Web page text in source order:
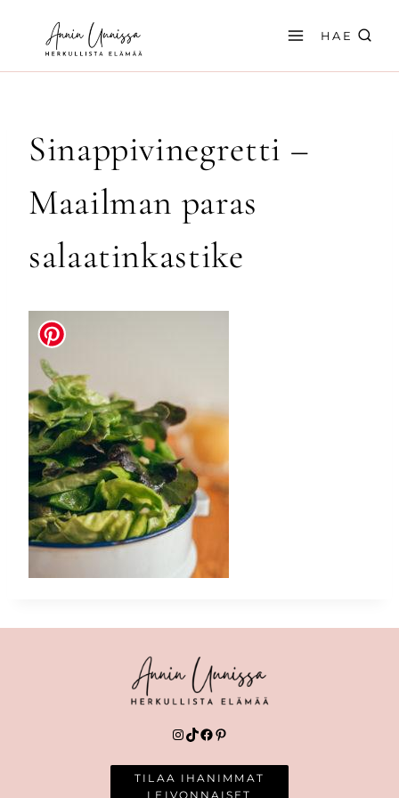
sisältöön
HAE
Sinappivinegretti –
Maailman paras
salaatinkastike
Instagram
TikTok
Facebook
Pinterest
TILAA IHANIMMAT
LEIVONNAISET